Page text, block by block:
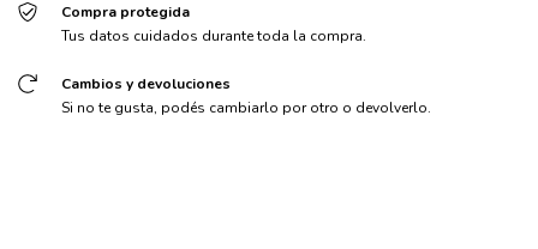
Compra protegida
Tus datos cuidados durante toda la compra.
Cambios y devoluciones
Si no te gusta, podés cambiarlo por otro o devolverlo.